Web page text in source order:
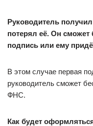
Руководитель
потерял её. Он сможет
подпись или ему
В этом случае первая
руководитель сможет
ФНС.
Как будет